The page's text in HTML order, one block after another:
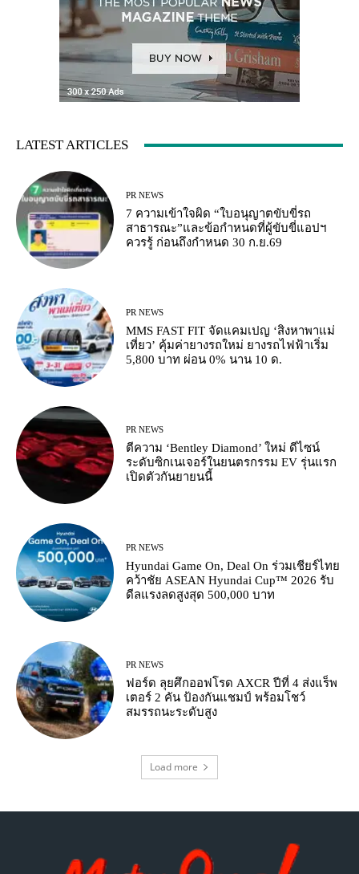
LATEST ARTICLES
PR NEWS
7 ความเข้าใจผิด “ใบอนุญาตขับขี่รถ
สาธารณะ”และข้อกำหนดที่ผู้ขับขี่แอปฯ
ควรรู้ ก่อนถึงกำหนด 30 ก.ย.69
PR NEWS
MMS FAST FIT จัดแคมเปญ ‘สิงหาพาแม่
เที่ยว’ คุ้มค่ายางรถใหม่ ยางรถไฟฟ้าเริ่ม
5,800 บาท ผ่อน 0% นาน 10 ด.
PR NEWS
ตีความ ‘Bentley Diamond’ ใหม่ ดีไซน์
ระดับซิกเนเจอร์ในยนตรกรรม EV รุ่นแรก
เปิดตัวกันยายนนี้
PR NEWS
Hyundai Game On, Deal On ร่วมเชียร์ไทย
คว้าชัย ASEAN Hyundai Cup™ 2026 รับ
ดีลแรงลดสูงสุด 500,000 บาท
PR NEWS
ฟอร์ด ลุยศึกออฟโรด AXCR ปีที่ 4 ส่งแร็พ
เตอร์ 2 คัน ป้องกันแชมป์ พร้อมโชว์
สมรรถนะระดับสูง
Load more